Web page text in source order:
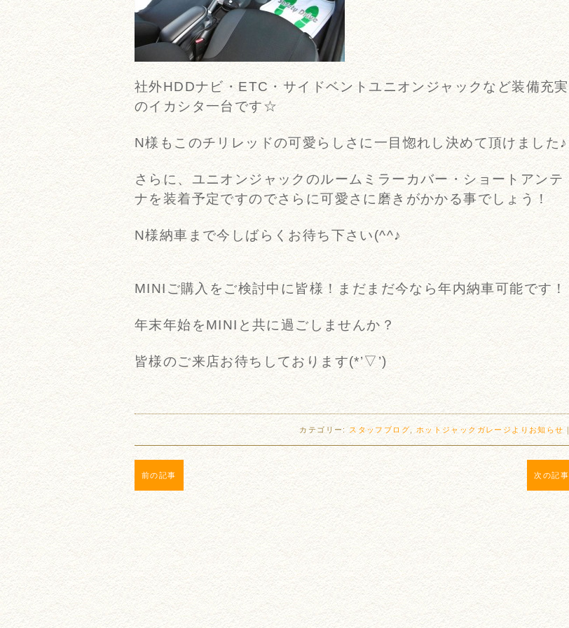
社外HDDナビ・ETC・サイドベントユニオンジャックなど装備充実
のイカシタ一台です☆
N様もこのチリレッドの可愛らしさに一目惚れし決めて頂けました♪
さらに、ユニオンジャックのルームミラーカバー・ショートアンテ
ナを装着予定ですのでさらに可愛さに磨きがかかる事でしょう！
N様納車まで今しばらくお待ち下さい(^^♪
MINIご購入をご検討中に皆様！まだまだ今なら年内納車可能です！
年末年始をMINIと共に過ごしませんか？
皆様のご来店お待ちしております(*’▽’)
カテゴリー:スタッフブログ, ホットジャックガレージよりお知らせ ｜
前の記事 次の記事